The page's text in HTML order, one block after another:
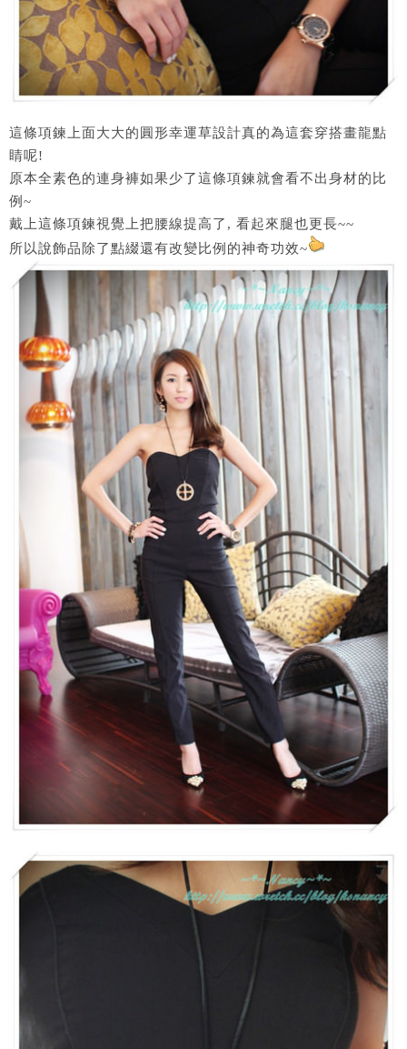
這條項鍊上面大大的圓形幸運草設計真的為這套穿搭畫龍點
睛呢!
原本全素色的連身褲如果少了這條項鍊就會看不出身材的比
例~
戴上這條項鍊視覺上把腰線提高了, 看起來腿也更長~~
所以說飾品除了點綴還有改變比例的神奇功效~